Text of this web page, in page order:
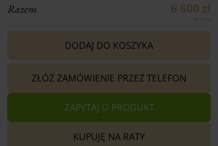
Razem 6 600 zł
DODAJ DO KOSZYKA
ZŁÓŻ ZAMÓWIENIE PRZEZ TELEFON
ZAPYTAJ O PRODUKT
KUPUJĘ NA RATY